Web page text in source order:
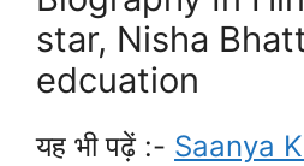
star, Nisha
edcuation
यह भी पढ़ें :- Saanya